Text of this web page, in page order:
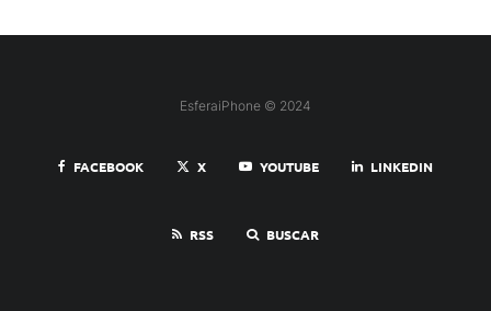
EsferaiPhone © 2024
FACEBOOK X YOUTUBE LINKEDIN
RSS BUSCAR